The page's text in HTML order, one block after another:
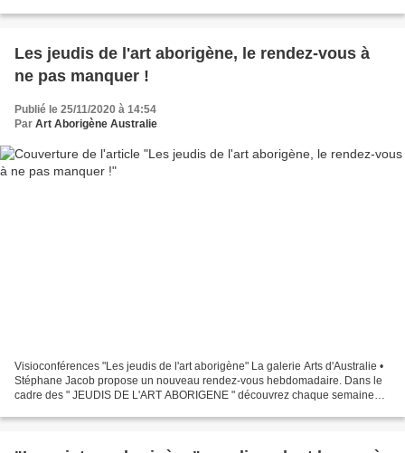
Les jeudis de l'art aborigène, le rendez-vous à
ne pas manquer !
Publié le 25/11/2020 à 14:54
Par Art Aborigène Australie
Visioconférences "Les jeudis de l'art aborigène" La galerie Arts d'Australie •
Stéphane Jacob propose un nouveau rendez-vous hebdomadaire. Dans le
cadre des " JEUDIS DE L'ART ABORIGENE " découvrez chaque semaine